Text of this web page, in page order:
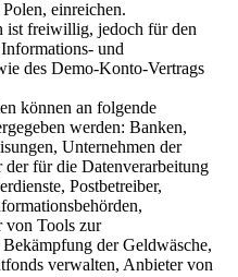
einreichen.
ist freiwillig, jedoch für den
und
des Demo-Konto-Vertrags
können an folgende
werden: Banken,
Unternehmen der
der für die Datenverarbeitung
Postbetreiber,
von Tools zur
der Geldwäsche,
verwalten, Anbieter von